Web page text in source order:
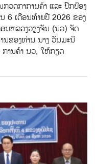
ກວດກາການຄ້າ ແລະ ປົກປ້ອງ
6 ເດືອນທ້າຍປີ 2026 ຂອງ
ນຫລວງວຽງຈັນ (ນວ) ຈັດ
ຂອງທ່ານ ນາງ ວັນມະນີ
ານຄ້າ ນວ, ໃຫ້ກຽດ